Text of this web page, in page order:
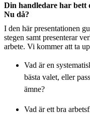
Din handledare har bett
Nu då?
I den här presentationen
stegen samt presenterar
arbete. Vi kommer att ta
Vad är en
bästa valet, eller
ämne?
Vad är ett bra